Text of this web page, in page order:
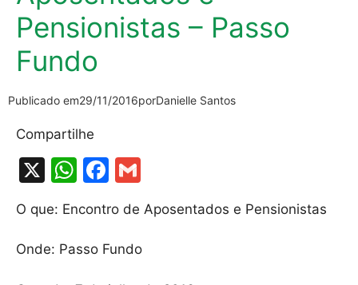
Pensionistas – Passo
Fundo
Publicado em29/11/2016porDanielle Santos
Compartilhe
X
W
at
s
F
c
e
m
ai
l
O que: Encontro de Aposentados e Pensionistas
Onde: Passo Fundo